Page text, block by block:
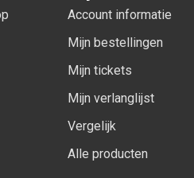
Account informatie
Mijn bestellingen
Mijn tickets
Mijn verlanglijst
Vergelijk
Alle producten